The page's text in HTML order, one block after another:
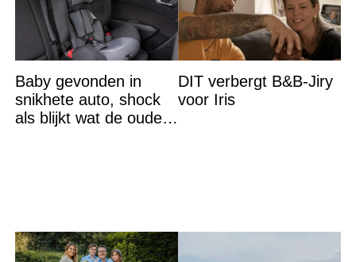
Baby gevonden in
snikhete auto, shock
als blijkt wat de ouders
DIT verbergt B&B-Jiry
voor Iris